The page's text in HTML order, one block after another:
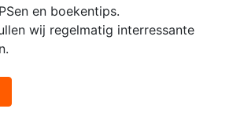
en boekentips.
wij regelmatig interressante